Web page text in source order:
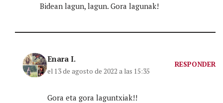
Bidean lagun, lagun. Gora lagunak!
Enara I.
el 13 de agosto de 2022 a las 15:35
RESPONDER
Gora eta gora laguntxiak!!